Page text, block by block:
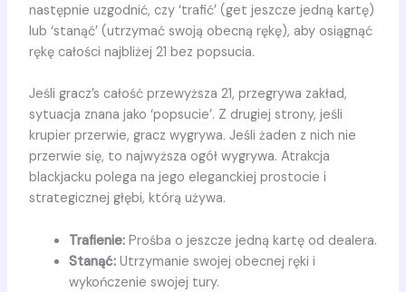
następnie uzgodnić, czy ‘trafić’ (get jeszcze jedną kartę)
lub ‘stanąć’ (utrzymać swoją obecną rękę), aby osiągnąć
rękę całości najbliżej 21 bez popsucia.
Jeśli gracz’s całość przewyższa 21, przegrywa zakład,
sytuacja znana jako ‘popsucie’. Z drugiej strony, jeśli
krupier przerwie, gracz wygrywa. Jeśli żaden z nich nie
przerwie się, to najwyższa ogół wygrywa. Atrakcja
blackjacku polega na jego eleganckiej prostocie i
strategicznej głębi, którą używa.
Trafienie:Prośba o jeszcze jedną kartę od dealera.
Stanąć:Utrzymanie swojej obecnej ręki i
wykończenie swojej tury.